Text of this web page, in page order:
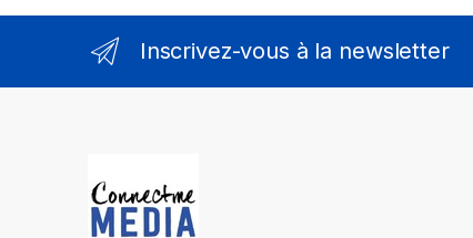
Inscrivez-vous à la newsletter